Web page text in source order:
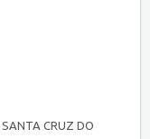
SANTA CRUZ DO